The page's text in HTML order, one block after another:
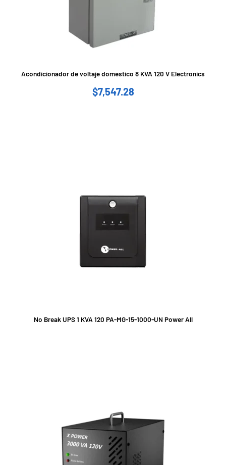
Acondicionador de voltaje domestico 8 KVA 120 V Electronics
$7,547.28
No Break UPS 1 KVA 120 PA-MG-15-1000-UN Power All